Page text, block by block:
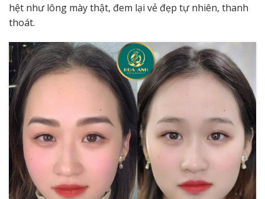
hệt như lông mày thật, đem lại vẻ đẹp tự nhiên, thanh
thoát.